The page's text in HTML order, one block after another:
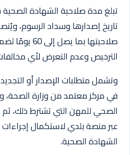
تبلغ مدة صلاحية الشهادة
تاريخ إصدارها وسداد الرسوم،
صلاحيتها بما
الترخيص وعدم التعرض لأي
وتشمل متطلبات الإصدار أو
في مركز معتمد من وزارة الصحة،
الصحي للمهن التي تشترط ذلك، ثم
عبر منصة بلدي لاستكمال إجراءات
الشهادة الصحية.